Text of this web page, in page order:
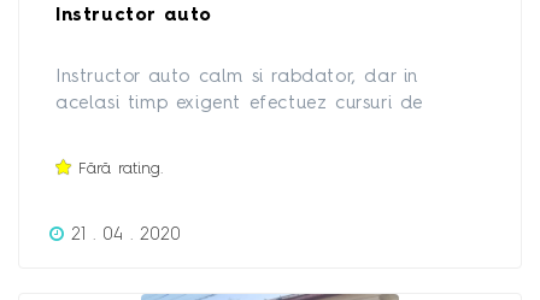
Instructor auto
Instructor auto calm si rabdator, dar in
acelasi timp exigent efectuez cursuri de
conducere cat. B
Fără rating.
21 . 04 . 2020